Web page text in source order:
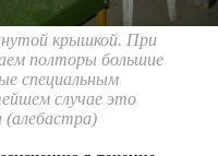
крышкой. При
полторы большие
специальным
случае это
(алебастра)